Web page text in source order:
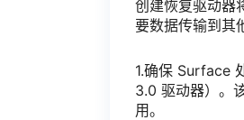
创建恢复驱动器
要数据传输到其
1.确保 Surface
3.0 驱动器）。
用。